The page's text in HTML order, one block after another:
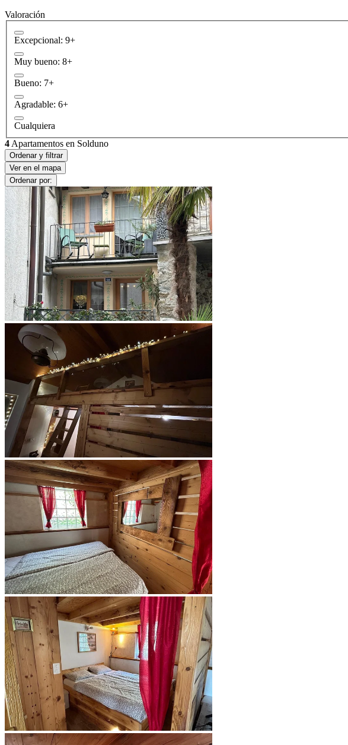
Valoración
Excepcional: 9+
Muy bueno: 8+
Bueno: 7+
Agradable: 6+
Cualquiera
4 Apartamentos en Solduno
Ordenar y filtrar
Ver en el mapa
Ordenar por: